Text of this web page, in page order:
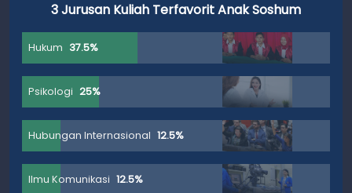
3 Jurusan Kuliah Terfavorit Anak Soshum
Hukum 37.5%
Psikologi 25%
Hubungan Internasional 12.5%
Ilmu Komunikasi 12.5%